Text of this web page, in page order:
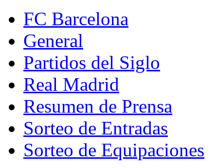
FC Barcelona
General
Partidos del Siglo
Real Madrid
Resumen de Prensa
Sorteo de Entradas
Sorteo de Equipaciones